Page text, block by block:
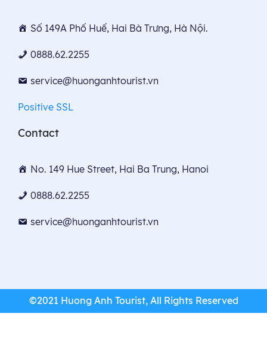
Số 149A Phố Huế, Hai Bà Trưng, Hà Nội.
0888.62.2255
service@huonganhtourist.vn
Positive SSL
Contact
No. 149 Hue Street, Hai Ba Trung, Hanoi
0888.62.2255
service@huonganhtourist.vn
©2021 Huong Anh Tourist, All Rights Reserved